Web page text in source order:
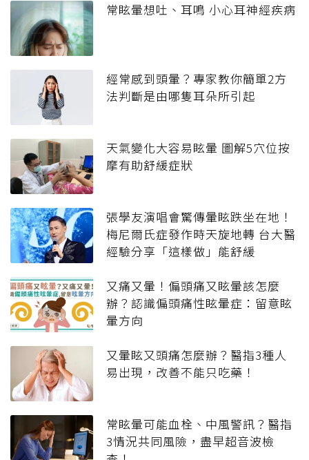
常眩暈想吐、耳鳴 小心耳神經疾病
經常感到頭暈？專家教你簡單2方
法判斷是由哪隻耳朵所引起
天氣變化大容易眩暈 圖解5穴位按
摩有助舒緩症狀
張學友演唱會驚傳暈眩跌坐在地！
梅尼爾氏症發作時天旋地轉 台大醫
經驗分享「這樣做」能舒緩
又痛又暈！偏頭痛又眩暈該怎麼
辦？認識偏頭痛性眩暈症：留意眩
暈方向
又暈眩又頭痛怎麼辦？醫指3種人
易出現，改善不能只吃藥！
常眩暈可能血栓、中風警訊？醫指
3情況共同風險，盡早超音波檢